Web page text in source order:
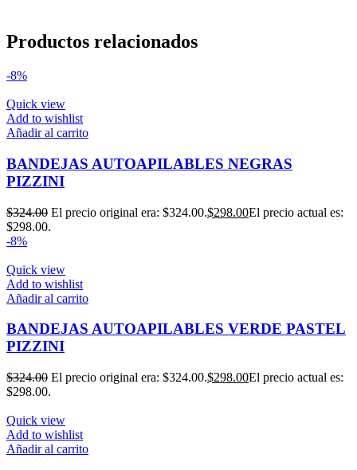
Productos relacionados
-8%
Quick view
Add to wishlist
Añadir al carrito
BANDEJAS AUTOAPILABLES NEGRAS
PIZZINI
$324.00 El precio original era: $324.00.$298.00El precio actual es:
$298.00.
-8%
Quick view
Add to wishlist
Añadir al carrito
BANDEJAS AUTOAPILABLES VERDE PASTEL
PIZZINI
$324.00 El precio original era: $324.00.$298.00El precio actual es:
$298.00.
Quick view
Add to wishlist
Añadir al carrito